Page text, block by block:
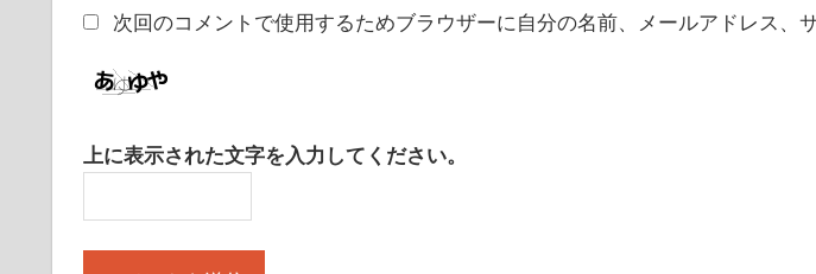
次回のコメントで使用するためブラウザーに自分の名前、メールアドレス、
上に表示された文字を入力してください。